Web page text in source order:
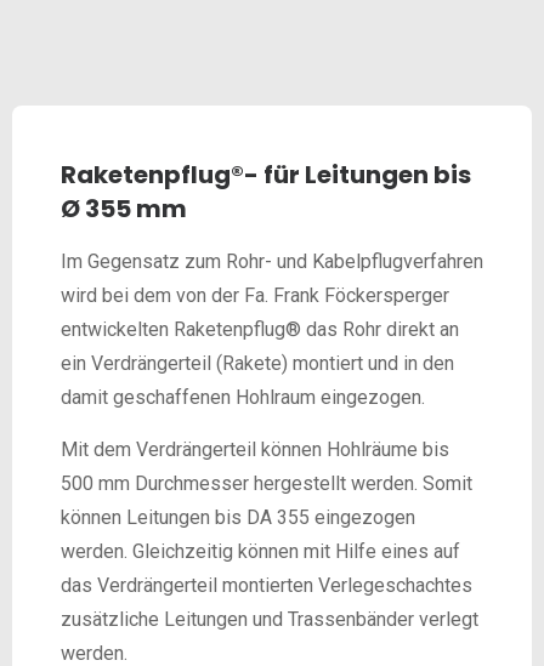
Raketenpflug®- für Leitungen bis
Ø 355 mm
Im Gegensatz zum Rohr- und Kabelpflugverfahren
wird bei dem von der Fa. Frank Föckersperger
entwickelten Raketenpflug® das Rohr direkt an
ein Verdrängerteil (Rakete) montiert und in den
damit geschaffenen Hohlraum eingezogen.
Mit dem Verdrängerteil können Hohlräume bis
500 mm Durchmesser hergestellt werden. Somit
können Leitungen bis DA 355 eingezogen
werden. Gleichzeitig können mit Hilfe eines auf
das Verdrängerteil montierten Verlegeschachtes
zusätzliche Leitungen und Trassenbänder verlegt
werden.